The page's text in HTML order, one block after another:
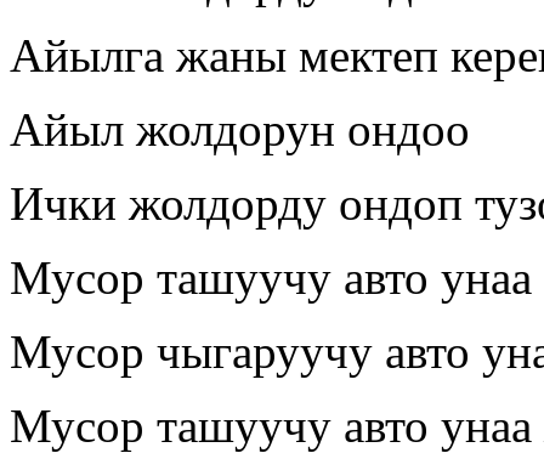
Айылга жаны мектеп
Айыл жолдорун ондоо
Ички жолдорду ондоп
Мусор ташуучу авто унаа
Мусор чыгаруучу авто
Мусор ташуучу авто